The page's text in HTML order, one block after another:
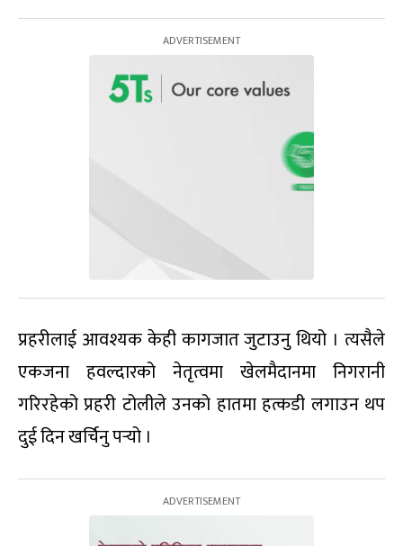
प्रहरीलाई आवश्यक केही कागजात जुटाउनु थियो । त्यसैले
एकजना हवल्दारको नेतृत्वमा खेलमैदानमा निगरानी
गरिरहेको प्रहरी टोलीले उनको हातमा हत्कडी लगाउन थप
दुई दिन खर्चिनु पर्‍यो ।